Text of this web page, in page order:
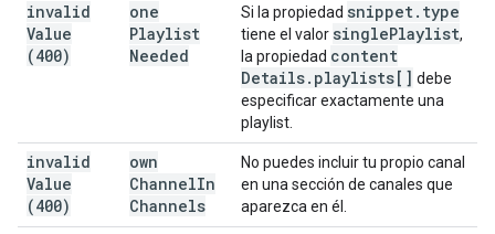
invalid
Value
(400)
one
Playlist
Needed
Si la propiedad snippet. type
tiene el valor singlePlaylist,
la propiedad content
Details. playlists[] debe
especificar exactamente una
playlist.
invalid
Value
(400)
own
ChannelIn
Channels
No puedes incluir tu propio canal
en una sección de canales que
aparezca en él.